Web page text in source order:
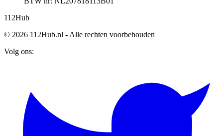
112Hub
© 2026 112Hub.nl - Alle rechten voorbehouden
Volg ons: